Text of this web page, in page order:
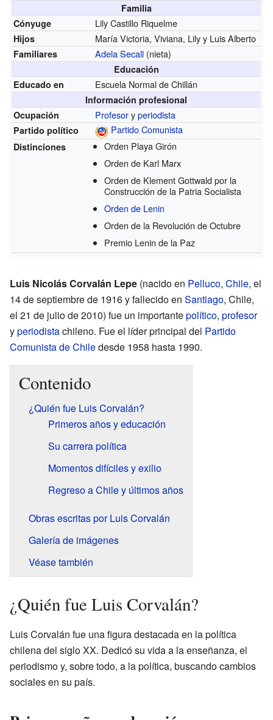
Familia
Cónyuge
Lily Castillo Riquelme
Hijos María Victoria, Viviana, Lily y Luis Alberto
Familiares Adela Secall (nieta)
Educación
Educado en
Escuela Normal de Chillán
Información profesional
Ocupación
Profesoryperiodista
Partido político Partido Comunista
Distinciones
Orden Playa Girón
Orden de Karl Marx
Orden de Klement Gottwald por la
Construcción de la Patria Socialista
Orden de Lenin
Orden de la Revolución de Octubre
Premio Lenin de la Paz
Luis Nicolás Corvalán Lepe (nacido en Pelluco, Chile, el
14 de septiembre de 1916 y fallecido en Santiago, Chile,
el 21 de julio de 2010) fue un importantepolítico, profesor
yperiodistachileno. Fue el líder principal del Partido
Comunista de Chiledesde 1958 hasta 1990.
Contenido
¿Quién fue Luis Corvalán?
Primeros años y educación
Su carrera política
Momentos difíciles y exilio
Regreso a Chile y últimos años
Obras escritas por Luis Corvalán
Galería de imágenes
Véase también
¿Quién fue Luis Corvalán?
Luis Corvalán fue una figura destacada en la política
chilena del siglo XX. Dedicó su vida a la enseñanza, el
periodismo y, sobre todo, a la política, buscando cambios
sociales en su país.